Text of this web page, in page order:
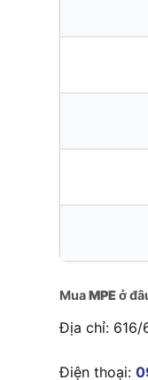
MuaMPEở
Địa chỉ: 616/
Điện thoại: